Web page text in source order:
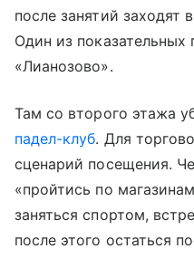
после занятий заходят
Один из
«Лианозово».
Там со второго этажа
падел-клуб. Для
сценарий посещения.
«пройтись по
заняться спортом,
после этого остаться